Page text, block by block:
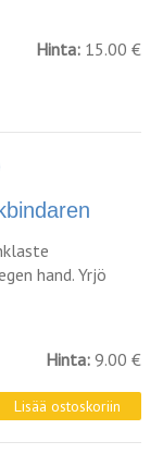
Hinta: 15.00 €
hand. Yrjö
Hinta: 9.00 €